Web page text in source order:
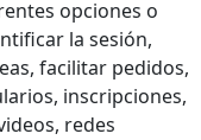
opciones o
la sesión,
facilitar pedidos,
inscripciones,
redes